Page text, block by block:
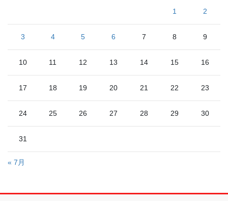
1 2
3 4 5 6 7 8 9
10 11 12 13 14 15 16
17 18 19 20 21 22 23
24 25 26 27 28 29 30
31
« 7月